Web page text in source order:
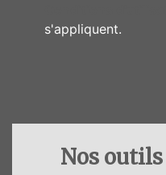
s'appliquent.
Nos outils